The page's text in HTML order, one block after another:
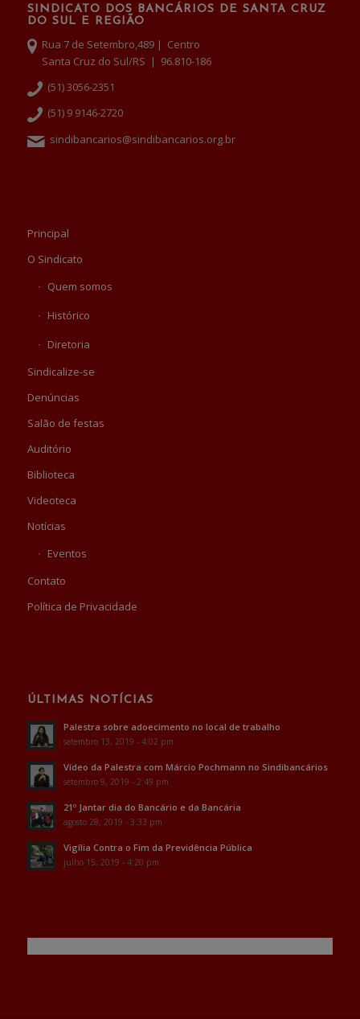
SINDICATO DOS BANCÁRIOS DE SANTA CRUZ
DO SUL E REGIÃO
Rua 7 de Setembro,489 | Centro
Santa Cruz do Sul/RS | 96.810-186
(51) 3056-2351
(51) 9 9146-2720
sindibancarios@sindibancarios.org.br
Principal
O Sindicato
Quem somos
Histórico
Diretoria
Sindicalize-se
Denúncias
Salão de festas
Auditório
Biblioteca
Videoteca
Notícias
Eventos
Contato
Política de Privacidade
ÚLTIMAS NOTÍCIAS
Palestra sobre adoecimento no local de trabalho
setembro 13, 2019 - 4:02 pm
Vídeo da Palestra com Márcio Pochmann no Sindibancários
setembro 9, 2019 - 2:49 pm
21º Jantar dia do Bancário e da Bancária
agosto 28, 2019 - 3:33 pm
Vigília Contra o Fim da Previdência Pública
julho 15, 2019 - 4:20 pm